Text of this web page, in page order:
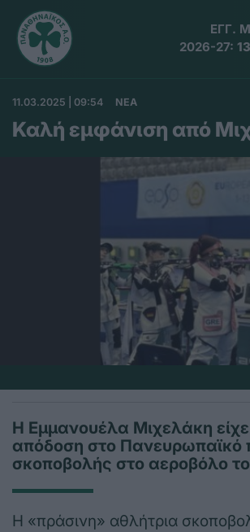
ΕΓΓ.
2026-27:
11.03.2025 | 09:54 ΝΕΑ
Καλή εμφάνιση από
Η Εμμανουέλα Μιχελάκη
απόδοση στο Πανευρωπαϊκό
σκοποβολής στο αεροβόλο
Η «πράσινη» αθλήτρια